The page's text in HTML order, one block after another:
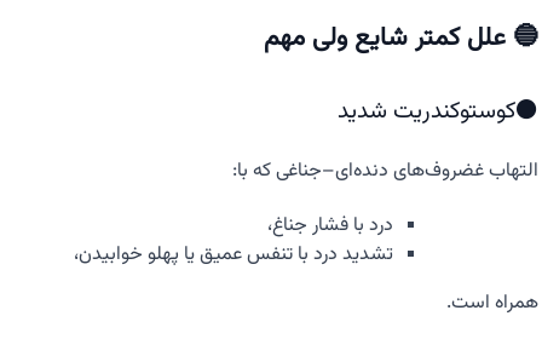
🔵 علل کمتر شایع ولی مهم
⚫کوستوکندریت شدید
التهاب غضروف‌های دنده‌ای–جناغی که با:
درد با فشار جناغ،
تشدید درد با تنفس عمیق یا پهلو خوابیدن،
همراه است.